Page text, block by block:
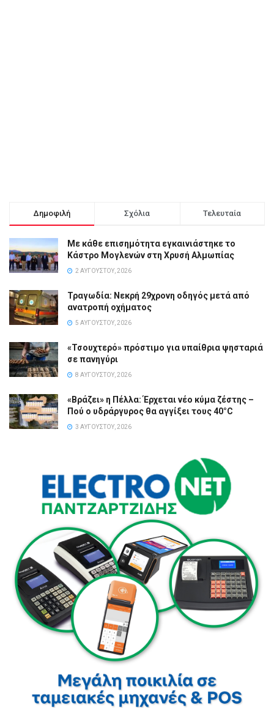
Δημοφιλή Σχόλια Τελευταία
Με κάθε επισημότητα εγκαινιάστηκε το
Κάστρο Μογλενών στη Χρυσή Αλμωπίας
2 ΑΥΓΟΎΣΤΟΥ, 2026
Τραγωδία: Νεκρή 29χρονη οδηγός μετά από
ανατροπή οχήματος
5 ΑΥΓΟΎΣΤΟΥ, 2026
«Τσουχτερό» πρόστιμο για υπαίθρια ψησταριά
σε πανηγύρι
8 ΑΥΓΟΎΣΤΟΥ, 2026
«Βράζει» η Πέλλα: Έρχεται νέο κύμα ζέστης –
Πού ο υδράργυρος θα αγγίξει τους 40°C
3 ΑΥΓΟΎΣΤΟΥ, 2026